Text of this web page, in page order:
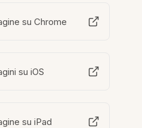
su Chrome
su iOS
su iPad